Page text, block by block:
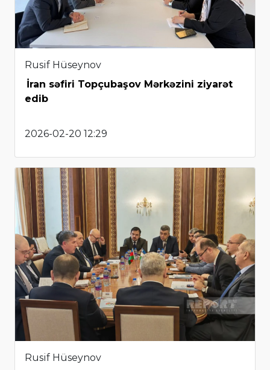
Rusif Hüseynov
İran səfiri Topçubaşov Mərkəzini ziyarət
edib
2026-02-20 12:29
Rusif Hüseynov